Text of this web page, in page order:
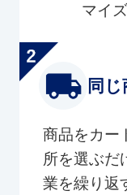
マイ
同
商品をカー
所を選ぶだ
業を繰り返